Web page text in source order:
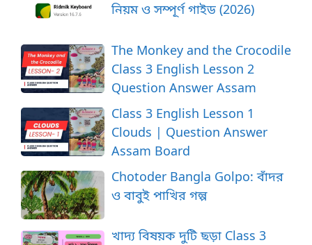
নিয়ম ও সম্পূর্ণ গাইড (2026)
The Monkey and the Crocodile
Class 3 English Lesson 2
Question Answer Assam
Class 3 English Lesson 1
Clouds | Question Answer
Assam Board
Chotoder Bangla Golpo: বাঁদর
ও বাবুই পাখির গল্প
খাদ্য বিষয়ক দুটি ছড়া Class 3